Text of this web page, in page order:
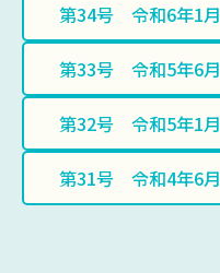
第34号 令和6年1月
第33号 令和5年6月
第32号 令和5年1月
第31号 令和4年6月